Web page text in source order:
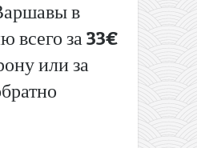
в
всего за 33€
или за
15€ до